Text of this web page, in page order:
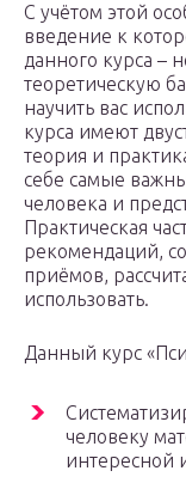
С учётом этой
введение к
данного курса –
теоретическую
научить вас
курса имеют
теория и
себе самые
человека и
Практическая
рекомендаций,
приёмов,
использовать.
Данный курс
человеку
интересной